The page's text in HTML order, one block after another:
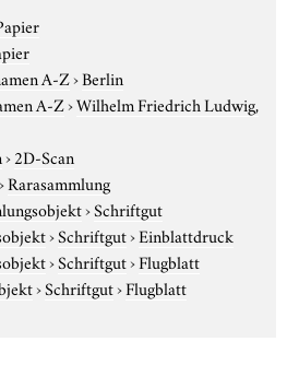
A-Z›Berlin
A-Z›Wilhelm Friedrich Ludwig,
›2D-Scan
Rarasammlung
›Schriftgut
›Schriftgut›Einblattdruck
›Schriftgut›Flugblatt
›Schriftgut›Flugblatt